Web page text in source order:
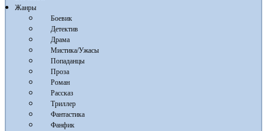
Жанры
Боевик
Детектив
Драма
Мистика/Ужасы
Попаданцы
Проза
Роман
Рассказ
Триллер
Фантастика
Фанфик